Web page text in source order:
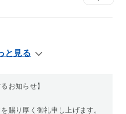
お知らせ】
賜り厚く御礼申し上げます。